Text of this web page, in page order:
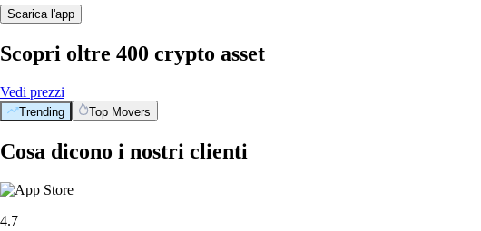
Scarica l'app
Scopri oltre 400 crypto asset
Vedi prezzi
Trending Top Movers
Cosa dicono i nostri clienti
4.7